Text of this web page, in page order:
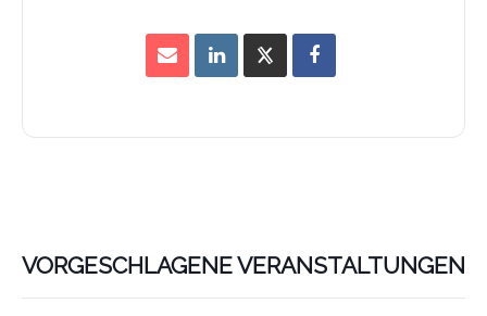
VORGESCHLAGENE VERANSTALTUNGEN